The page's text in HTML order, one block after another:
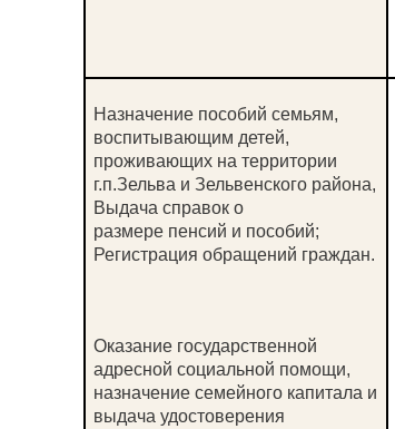
Назначение пособий семьям,
воспитывающим детей,
проживающих на территории
г.п.Зельва и Зельвенского района,
Выдача справок о
размере пенсий и пособий;
Регистрация обращений граждан.
Оказание государственной
адресной социальной помощи,
назначение семейного капитала и
выдача удостоверения